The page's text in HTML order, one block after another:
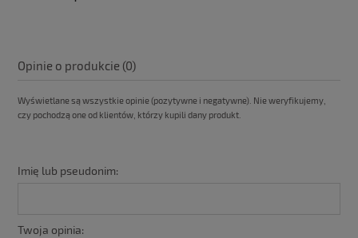
Opinie o produkcie (0)
Wyświetlane są wszystkie opinie (pozytywne i negatywne). Nie weryfikujemy,
czy pochodzą one od klientów, którzy kupili dany produkt.
Imię lub pseudonim:
Twoja opinia: